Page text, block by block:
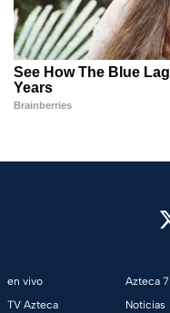
en vivo
TV Azteca
Azteca 7
Noticias